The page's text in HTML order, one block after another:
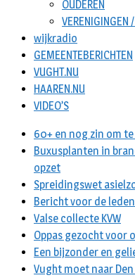
OUDEREN
VERENIGINGEN
wijkradio
GEMEENTEBERICHTEN
VUGHT.NU
HAAREN.NU
VIDEO’S
60+ en nog zin om
Buxusplanten in
opzet
Spreidingswet
Bericht voor de
Valse collecte KVW
Oppas gezocht voor
Een bijzonder en
Vught moet naar